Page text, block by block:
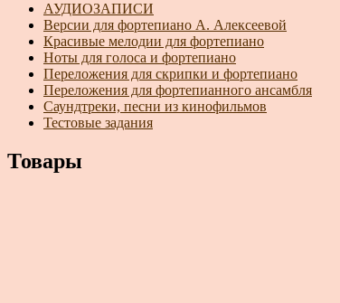
АУДИОЗАПИСИ
Версии для фортепиано А. Алексеевой
Красивые мелодии для фортепиано
Ноты для голоса и фортепиано
Переложения для скрипки и фортепиано
Переложения для фортепианного ансамбля
Саундтреки, песни из кинофильмов
Тестовые задания
Товары